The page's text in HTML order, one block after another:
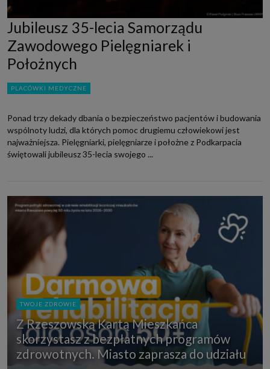
Jubileusz 35-lecia Samorządu
Zawodowego Pielęgniarek i
Położnych
PLACÓWKI MEDYCZNE
Ponad trzy dekady dbania o bezpieczeństwo pacjentów i budowania
wspólnoty ludzi, dla których pomoc drugiemu człowiekowi jest
najważniejsza. Pielęgniarki, pielęgniarze i położne z Podkarpacia
świętowali jubileusz 35-lecia swojego ...
TWOJE ZDROWIE
Z Rzeszowską Kartą Mieszkańca
skorzystasz z bezpłatnych programów
zdrowotnych. Miasto zaprasza do udziału